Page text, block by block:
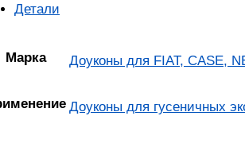
Детали
Марка Доуконы для FIAT, CASE,
Доуконы для гусеничных